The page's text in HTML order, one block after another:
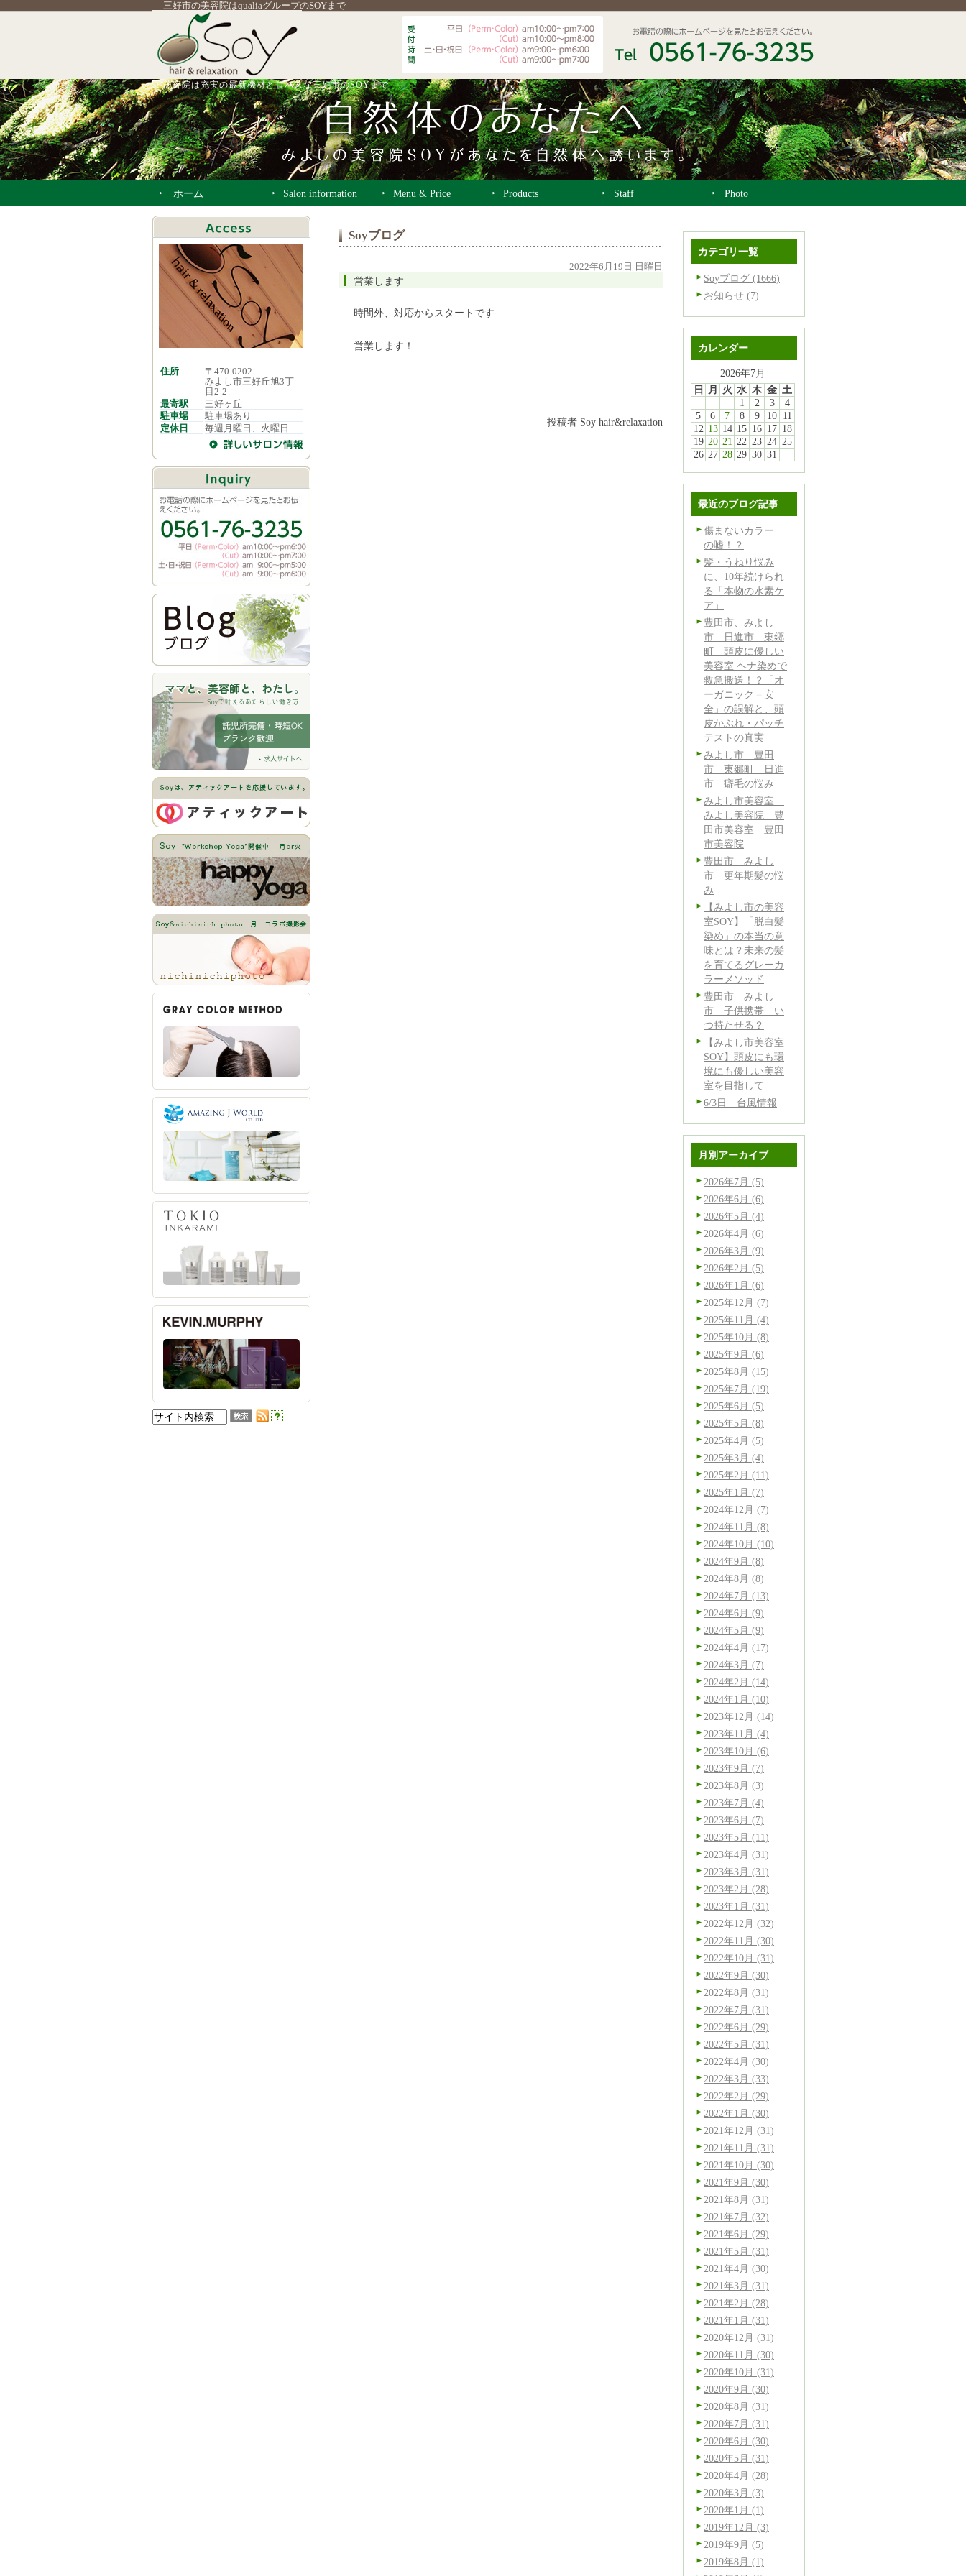
三好市の美容院はqualiaグループのSOYまで
美容院は充実の最新機材とロハスな三好市のSOYまで
ホーム Salon information Menu & Price Products Staff Photo
Soyブログ
2022年6月19日 日曜日
営業します
時間外、対応からスタートです
営業します！
投稿者 Soy hair&relaxation
カテゴリ一覧
Soyブログ (1666)
お知らせ (7)
カレンダー
2026年7月
日
月 火 水 木 金 土
1
2 3
4
5
6 7 8 9 10 11
12 13 14 15 16 17 18
19 20 21 22 23 24 25
26 27 28 29 30 31
最近のブログ記事
傷まないカラー
の嘘！？
髪・うねり悩み
に、10年続けられ
る「本物の水素ケ
ア」
豊田市、みよし
市 日進市 東郷
町 頭皮に優しい
美容室 ヘナ染めで
救急搬送！？「オ
ーガニック＝安
全」の誤解と、頭
皮かぶれ・パッチ
テストの真実
みよし市 豊田
市 東郷町 日進
市 癖毛の悩み
みよし市美容室
みよし美容院 豊
田市美容室 豊田
市美容院
豊田市 みよし
市 更年期髪の悩
み
【みよし市の美容
室SOY】「脱白髪
染め」の本当の意
味とは？未来の髪
を育てるグレーカ
ラーメソッド
豊田市 みよし
市 子供携帯 い
つ持たせる？
【みよし市美容室
SOY】頭皮にも環
境にも優しい美容
室を目指して
6/3日 台風情報
月別アーカイブ
2026年7月 (5)
2026年6月 (6)
2026年5月 (4)
2026年4月 (6)
2026年3月 (9)
2026年2月 (5)
2026年1月 (6)
2025年12月 (7)
2025年11月 (4)
2025年10月 (8)
2025年9月 (6)
2025年8月 (15)
2025年7月 (19)
2025年6月 (5)
2025年5月 (8)
2025年4月 (5)
2025年3月 (4)
2025年2月 (11)
2025年1月 (7)
2024年12月 (7)
2024年11月 (8)
2024年10月 (10)
2024年9月 (8)
2024年8月 (8)
2024年7月 (13)
2024年6月 (9)
2024年5月 (9)
2024年4月 (17)
2024年3月 (7)
2024年2月 (14)
2024年1月 (10)
2023年12月 (14)
2023年11月 (4)
2023年10月 (6)
2023年9月 (7)
2023年8月 (3)
2023年7月 (4)
2023年6月 (7)
2023年5月 (11)
2023年4月 (31)
2023年3月 (31)
2023年2月 (28)
2023年1月 (31)
2022年12月 (32)
2022年11月 (30)
2022年10月 (31)
2022年9月 (30)
2022年8月 (31)
2022年7月 (31)
2022年6月 (29)
2022年5月 (31)
2022年4月 (30)
2022年3月 (33)
2022年2月 (29)
2022年1月 (30)
2021年12月 (31)
2021年11月 (31)
2021年10月 (30)
2021年9月 (30)
2021年8月 (31)
2021年7月 (32)
2021年6月 (29)
2021年5月 (31)
2021年4月 (30)
2021年3月 (31)
2021年2月 (28)
2021年1月 (31)
2020年12月 (31)
2020年11月 (30)
2020年10月 (31)
2020年9月 (30)
2020年8月 (31)
2020年7月 (31)
2020年6月 (30)
2020年5月 (31)
2020年4月 (28)
2020年3月 (3)
2020年1月 (1)
2019年12月 (3)
2019年9月 (5)
2019年8月 (1)
住所
〒470-0202
みよし市三好丘旭3丁
目2-2
最寄駅
三好ヶ丘
駐車場
駐車場あり
定休日
毎週月曜日、火曜日